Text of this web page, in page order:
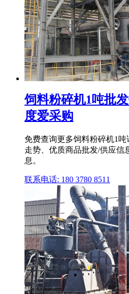
饲料粉碎机1吨批
度爱采购
免费查询更多饲料粉碎机1
走势、优质商品批发/供应信
息。
联系电话: 180 3780 8511